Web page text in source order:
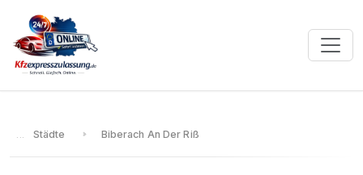
Städte Biberach An Der Riß